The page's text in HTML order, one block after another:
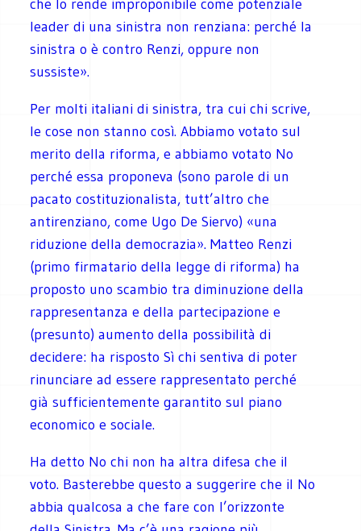
che lo rende improponibile come potenziale
leader di una sinistra non renziana: perché la
sinistra o è contro Renzi, oppure non
sussiste».
Per molti italiani di sinistra, tra cui chi scrive,
le cose non stanno così. Abbiamo votato sul
merito della riforma, e abbiamo votato No
perché essa proponeva (sono parole di un
pacato costituzionalista, tutt’altro che
antirenziano, come Ugo De Siervo) «una
riduzione della democrazia». Matteo Renzi
(primo firmatario della legge di riforma) ha
proposto uno scambio tra diminuzione della
rappresentanza e della partecipazione e
(presunto) aumento della possibilità di
decidere: ha risposto Sì chi sentiva di poter
rinunciare ad essere rappresentato perché
già sufficientemente garantito sul piano
economico e sociale.
Ha detto No chi non ha altra difesa che il
voto. Basterebbe questo a suggerire che il No
abbia qualcosa a che fare con l’orizzonte